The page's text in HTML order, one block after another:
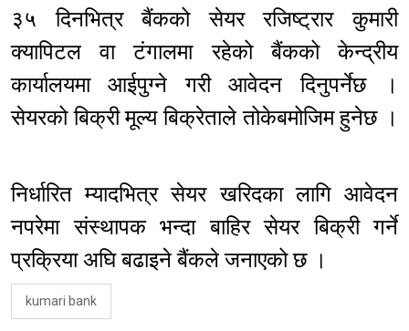
३५ दिनभित्र बैंकको सेयर रजिष्ट्रार कुमारी
क्यापिटल वा टंगालमा रहेको बैंकको केन्द्रीय
कार्यालयमा आईपुग्ने गरी आवेदन दिनुपर्नेछ ।
सेयरको बिक्री मूल्य बिक्रेताले तोकेबमोजिम हुनेछ ।
निर्धारित म्यादभित्र सेयर खरिदका लागि आवेदन
नपरेमा संस्थापक भन्दा बाहिर सेयर बिक्री गर्ने
प्रक्रिया अघि बढाइने बैंकले जनाएको छ ।
kumari bank